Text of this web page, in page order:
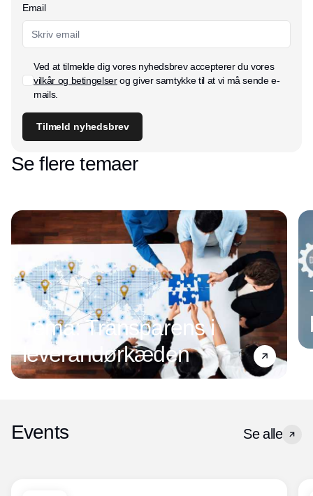
Email
Ved at tilmelde dig vores nyhedsbrev accepterer du vores
vilkår og betingelserog giver samtykke til at vi må sende e-
mails.
Tilmeld nyhedsbrev
Se flere temaer
Tema: Transparens i
leverandørkæden
Events Se alle